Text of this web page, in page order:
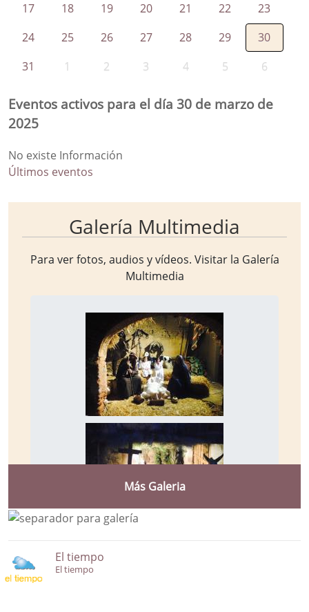
17 18 19 20 21 22
23
24
25 26 27 28 29
30
31
1 2 3 4 5 6
Eventos activos para el día 30 de marzo de
2025
No existe Información
Últimos eventos
Galería Multimedia
Para ver fotos, audios y vídeos. Visitar la Galería
Multimedia
Más Galeria
El tiempo
El tiempo